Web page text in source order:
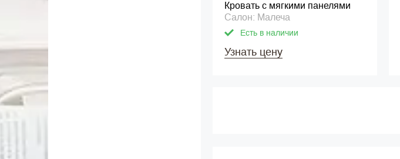
Кровать с мягкими панелями
Салон: Малеча
Есть в наличии
Узнать цену